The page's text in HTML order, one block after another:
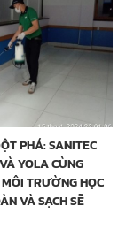
PHÁ: SANITEC
YOLA CÙNG
TRƯỜNG HỌC
VÀ SẠCH SẼ